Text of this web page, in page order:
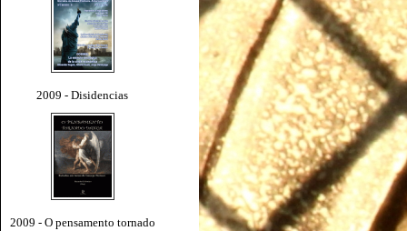
2009 - Disidencias
2009 - O pensamento tornado